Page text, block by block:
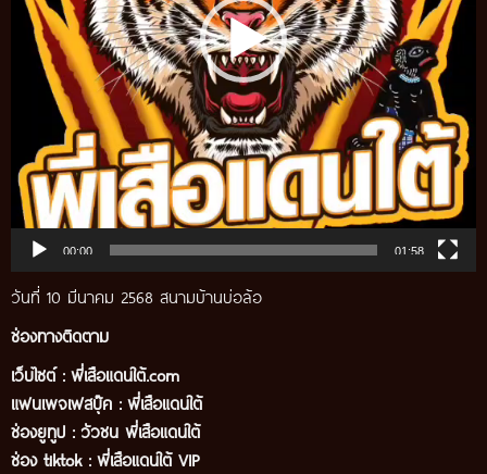
00:00 01:58
วันที่ 10 มีนาคม 2568 สนามบ้านบ่อล้อ
ช่องทางติดตาม
เว็บไซต์ : พี่เสือแดนใต้.com
แฟนเพจเฟสบุ๊ค : พี่เสือแดนใต้
ช่องยูทูป : วัวชน พี่เสือแดนใต้
ช่อง tiktok : พี่เสือแดนใต้ VIP